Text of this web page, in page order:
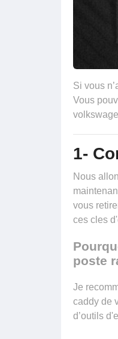
Si vous
Vous
1-
Nous
vous
ces cles
poste
Je
caddy de
d’outils